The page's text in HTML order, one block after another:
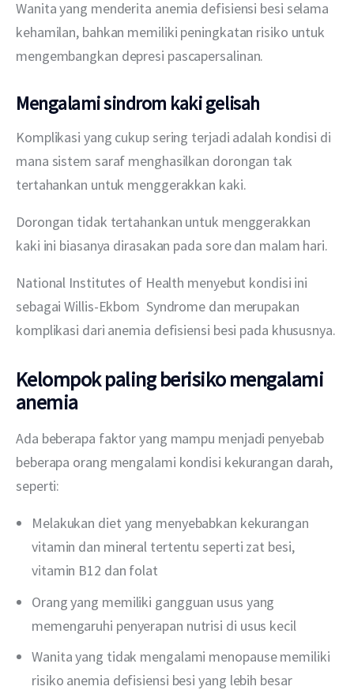
Wanita yang menderita anemia defisiensi besi selama
kehamilan, bahkan memiliki peningkatan risiko untuk
mengembangkan depresi pascapersalinan.
Mengalami sindrom kaki gelisah
Komplikasi yang cukup sering terjadi adalah kondisi di
mana sistem saraf menghasilkan dorongan tak
tertahankan untuk menggerakkan kaki.
Dorongan tidak tertahankan untuk menggerakkan
kaki ini biasanya dirasakan pada sore dan malam hari.
National Institutes of Health menyebut kondisi ini
sebagai Willis-Ekbom  Syndrome dan merupakan
komplikasi dari anemia defisiensi besi pada khususnya.
Kelompok paling berisiko mengalami
anemia
Ada beberapa faktor yang mampu menjadi penyebab
beberapa orang mengalami kondisi kekurangan darah,
seperti:
Melakukan diet yang menyebabkan kekurangan
vitamin dan mineral tertentu seperti zat besi,
vitamin B12 dan folat
Orang yang memiliki gangguan usus yang
memengaruhi penyerapan nutrisi di usus kecil
Wanita yang tidak mengalami menopause memiliki
risiko anemia defisiensi besi yang lebih besar